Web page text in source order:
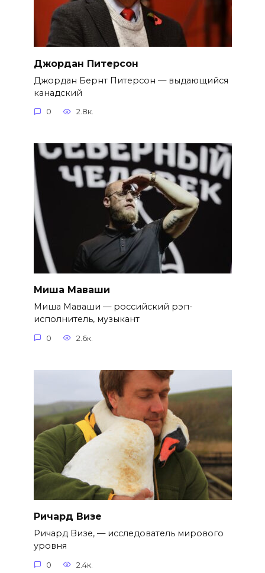
Джордан Питерсон
Джордан Бернт Питерсон — выдающийся
канадский
0 2.8к.
Миша Маваши
Миша Маваши — российский рэп-
исполнитель, музыкант
0 2.6к.
Ричард Визе
Ричард Визе, — исследователь мирового
уровня
0 2.4к.